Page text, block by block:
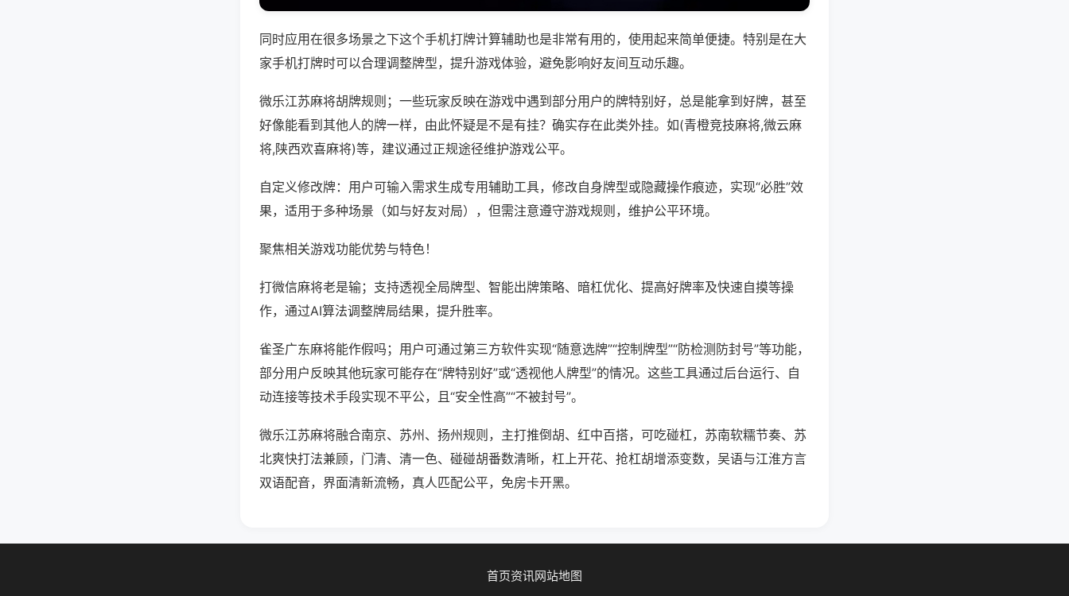
同时应用在很多场景之下这个手机打牌计算辅助也是非常有用的，使用起来简单便捷。特别是在大
家手机打牌时可以合理调整牌型，提升游戏体验，避免影响好友间互动乐趣。
微乐江苏麻将胡牌规则；一些玩家反映在游戏中遇到部分用户的牌特别好，总是能拿到好牌，甚至
好像能看到其他人的牌一样，由此怀疑是不是有挂？确实存在此类外挂。如(青橙竞技麻将,微云麻
将,陕西欢喜麻将)等，建议通过正规途径维护游戏公平。
自定义修改牌：用户可输入需求生成专用辅助工具，修改自身牌型或隐藏操作痕迹，实现“必胜”效
果，适用于多种场景（如与好友对局），但需注意遵守游戏规则，维护公平环境。
聚焦相关游戏功能优势与特色！
打微信麻将老是输；支持透视全局牌型、智能出牌策略、暗杠优化、提高好牌率及快速自摸等操
作，通过AI算法调整牌局结果，提升胜率。
雀圣广东麻将能作假吗；用户可通过第三方软件实现“随意选牌”“控制牌型”“防检测防封号”等功能，
部分用户反映其他玩家可能存在“牌特别好”或“透视他人牌型”的情况。这些工具通过后台运行、自
动连接等技术手段实现不平公，且“安全性高”“不被封号”。
微乐江苏麻将融合南京、苏州、扬州规则，主打推倒胡、红中百搭，可吃碰杠，苏南软糯节奏、苏
北爽快打法兼顾，门清、清一色、碰碰胡番数清晰，杠上开花、抢杠胡增添变数，吴语与江淮方言
双语配音，界面清新流畅，真人匹配公平，免房卡开黑。
首页资讯网站地图